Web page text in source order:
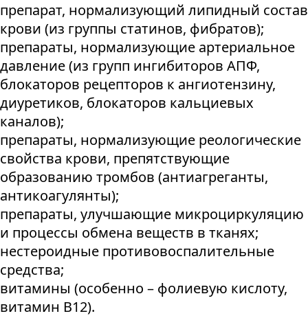
препарат, нормализующий липидный состав
крови (из группы статинов, фибратов);
препараты, нормализующие артериальное
давление (из групп ингибиторов АПФ,
блокаторов рецепторов к ангиотензину,
диуретиков, блокаторов кальциевых
каналов);
препараты, нормализующие реологические
свойства крови, препятствующие
образованию тромбов (антиагреганты,
антикоагулянты);
препараты, улучшающие микроциркуляцию
и процессы обмена веществ в тканях;
нестероидные противовоспалительные
средства;
витамины (особенно – фолиевую кислоту,
витамин В12).